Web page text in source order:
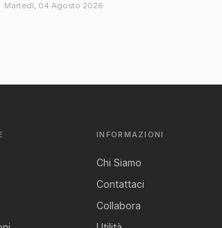
Martedì, 04 Agosto 2026
INFORMAZIONI
Chi Siamo
Contattaci
Collabora